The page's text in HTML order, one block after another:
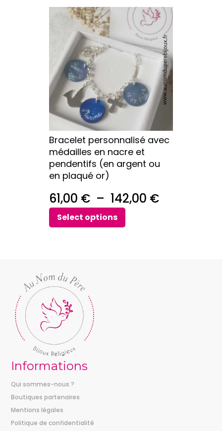
prix :
43,00 €
à
51,00 €
Bracelet personnalisé avec
médailles en nacre et
pendentifs (en argent ou
en plaqué or)
61,00 € – 142,00 €Plage
Select options
plusieurs
variations.
Les
options
peuvent
choisies
sur
la
page
du
produit
Informations
Qui sommes-nous ?
Boutiques partenaires
Mentions légales
Politique de confidentialité